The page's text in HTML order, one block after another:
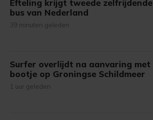
Efteling krijgt tweede zelfrijdende
bus van Nederland
39 minuten geleden
Surfer overlijdt na aanvaring met
bootje op Groningse Schildmeer
1 uur geleden